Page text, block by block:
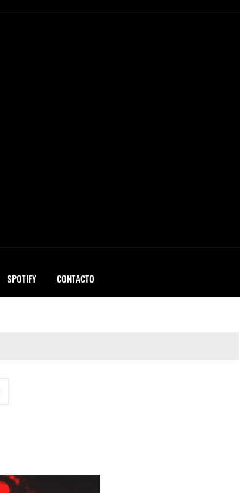
SPOTIFY CONTACTO